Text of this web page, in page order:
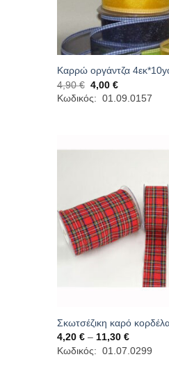
Καρρώ οργάντζα
4,90€ Original
price
was:
4,00€Η
τρέχουσα
τιμή
Κωδικός: 01.09.0157
Σκωτσέζικη καρό
4,20 € – 11,30 €Price
range:
4,20 €
Κωδικός: 01.07.0299